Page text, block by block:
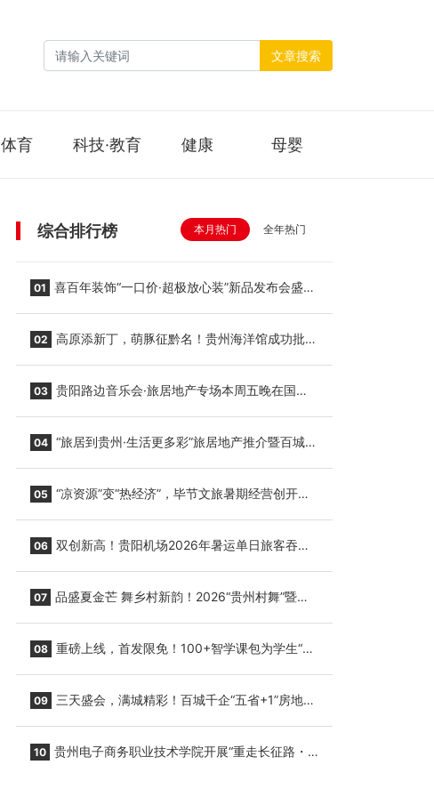
文章搜索
体育 科技·教育 健康 母婴
综合排行榜 本月热门 全年热门
01 喜百年装饰“一口价·超极放心装”新品发布会盛大
02 高原添新丁，萌豚征黔名！贵州海洋馆成功批量
03 贵阳路边音乐会·旅居地产专场本周五晚在国际
04 “旅居到贵州·生活更多彩”旅居地产推介暨百城千
05 “凉资源”变“热经济”，毕节文旅暑期经营创开门
06 双创新高！贵阳机场2026年暑运单日旅客吞吐
07 品盛夏金芒 舞乡村新韵！2026“贵州村舞”暨望
08 重磅上线，首发限免！100+智学课包为学生“精
09 三天盛会，满城精彩！百城千企“五省+1”房地产
10 贵州电子商务职业技术学院开展“重走长征路・